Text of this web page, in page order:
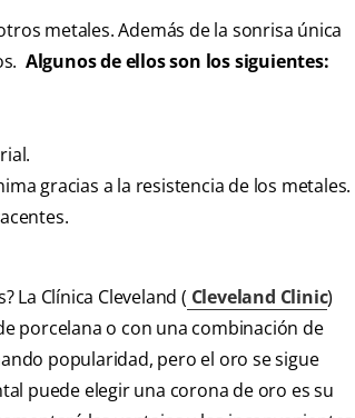
metales. Además de la sonrisa única
Algunos de ellos son los siguientes:
gracias a la resistencia de los metales.
La Clínica Cleveland ( Cleveland Clinic)
porcelana o con una combinación de
popularidad, pero el oro se sigue
puede elegir una corona de oro es su